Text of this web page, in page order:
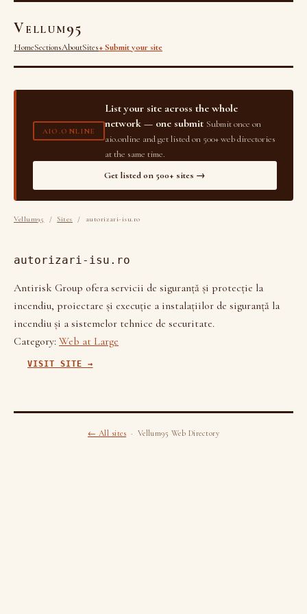
Vellum95
HomeSectionsAboutSites+ Submit your site
AIO.ONLINE
List your site across the whole
network — one submit Submit once on
aio.online and get listed on 500+ web directories
at the same time.
Get listed on 500+ sites →
Vellum95 /Sites / autorizari-isu.ro
autorizari-isu.ro
Antirisk Group ofera servicii de siguranță și protecție la
incendiu, proiectare și execuție a instalațiilor de siguranță la
incendiu și a sistemelor tehnice de securitate.
Category: Web at Large
VISIT SITE →
← All sites · Vellum95 Web Directory